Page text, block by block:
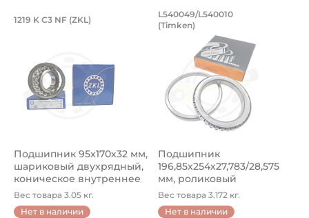
Подшипник 95х170х32 мм, шариковый
Подшипник 95х170х32 мм, шариковый двухрядный,
1219 K C3 NF (ZKL)
Подшипник 95х170х32 мм,
шариковый двухрядный,
коническое внутреннее
кол...
Вес товара 3.05 кг.
Нет в наличии
Подшипник
Подшипник
L540049/L540010
(Timken)
Подшипник
196,85х254х27,783/28,575
мм, роликовый
однорядный конический
...
Вес товара 3.172 кг.
Нет в наличии